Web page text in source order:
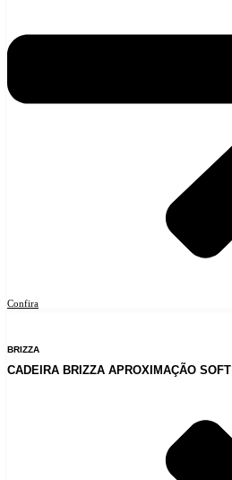
Confira
BRIZZA
CADEIRA BRIZZA APROXIMAÇÃO SOFT